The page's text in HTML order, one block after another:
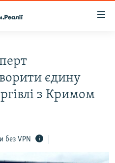
єдину
з Кримом
без VPN